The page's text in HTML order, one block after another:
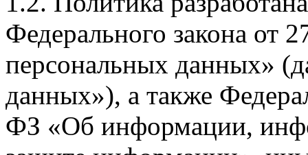
Федерального закона
персональных данных»
данных»), а также
ФЗ «Об информации,